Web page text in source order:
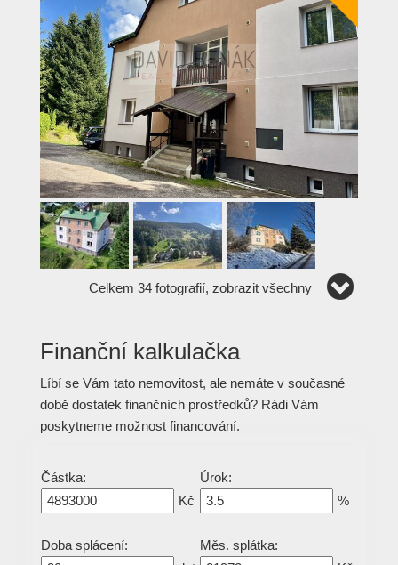
Celkem 34 fotografií, zobrazit všechny
Finanční kalkulačka
Líbí se Vám tato nemovitost, ale nemáte v současné
době dostatek finančních prostředků? Rádi Vám
poskytneme možnost financování.
Částka:
Kč
Úrok:
%
Doba splácení:
Měs. splátka: